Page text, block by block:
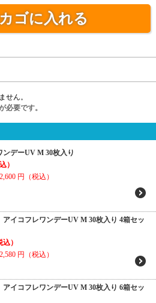
ゴに入れる
せん。
必要です。
ンデーUV M 30枚入り
）
円（税込）
アイコフレワンデーUV M 30枚入り 4箱セッ
込）
円（税込）
アイコフレワンデーUV M 30枚入り 6箱セッ